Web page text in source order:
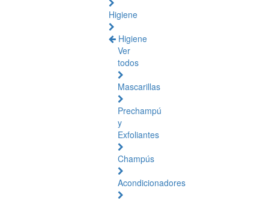
Higiene
Higiene
Ver
todos
Mascarillas
Prechampú
y
Exfoliantes
Champús
Acondicionadores